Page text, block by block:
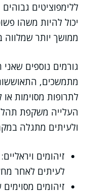
ללימפוציטים
יכול להיות משהו
ממושך יותר שמלווה
גורמים נוספים
מתמשכים,
לתרופות מסוימות או
העלייה משקפת
ולעיתים מתגלה
זיהומים
לעיתים לאחר
זיהומים